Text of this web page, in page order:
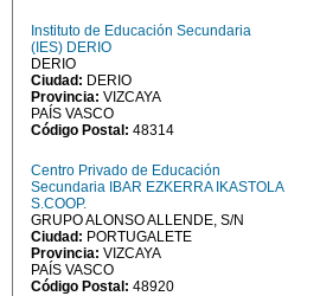
Instituto de Educación Secundaria
(IES) DERIO
DERIO
Ciudad: DERIO
Provincia: VIZCAYA
PAÍS VASCO
Código Postal: 48314
Centro Privado de Educación
Secundaria IBAR EZKERRA IKASTOLA
S.COOP.
GRUPO ALONSO ALLENDE, S/N
Ciudad: PORTUGALETE
Provincia: VIZCAYA
PAÍS VASCO
Código Postal: 48920